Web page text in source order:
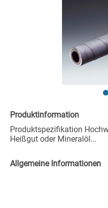
Produktinformation
Produktspezifikation
Heißgut oder Mineralöl...
Allgemeine Informationen